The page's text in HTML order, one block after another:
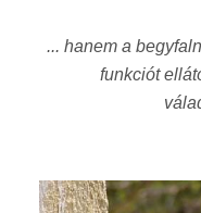
... hanem a
funkciót